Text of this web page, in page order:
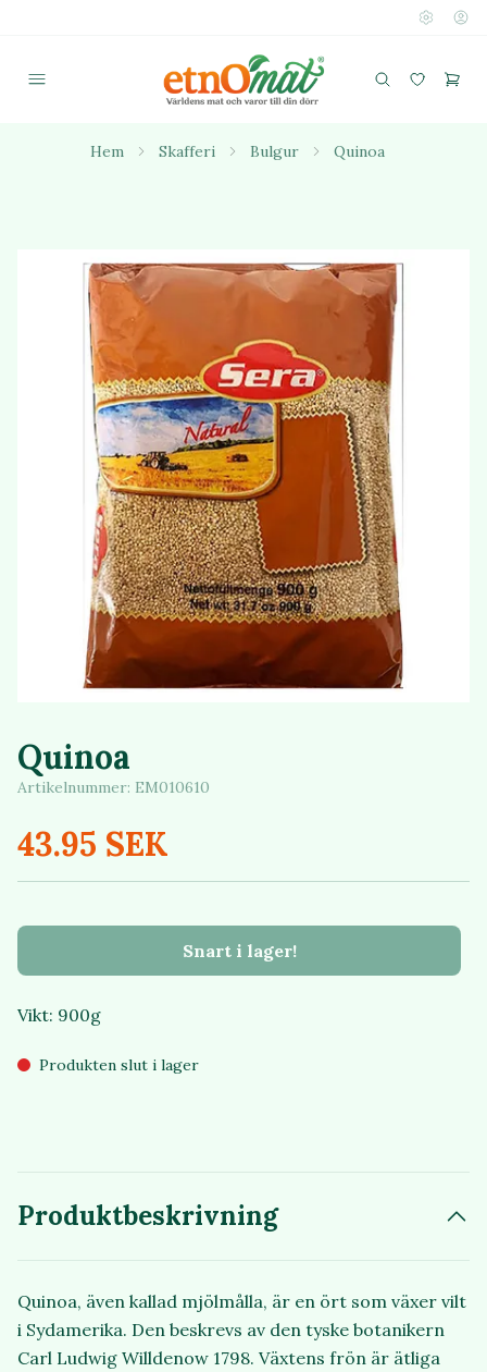
Hem Skafferi Bulgur Quinoa
Quinoa
Artikelnummer: EM010610
43.95 SEK
Snart i lager!
Vikt: 900g
Produkten slut i lager
Produktbeskrivning
Quinoa, även kallad mjölmålla, är en ört som växer vilt
i Sydamerika. Den beskrevs av den tyske botanikern
Carl Ludwig Willdenow 1798. Växtens frön är ätliga